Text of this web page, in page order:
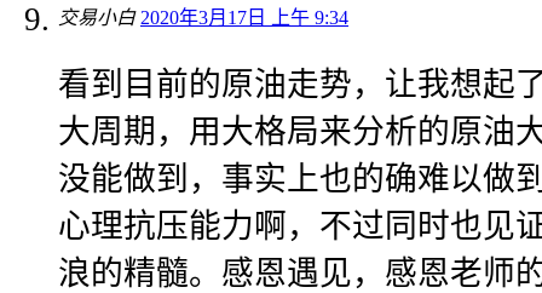
交易小白 2020年3月17日 上午 9:34
看到目前的原油走势，让我想起
大周期，用大格局来分析的原油
没能做到，事实上也的确难以做
心理抗压能力啊，不过同时也见
浪的精髓。感恩遇见，感恩老师